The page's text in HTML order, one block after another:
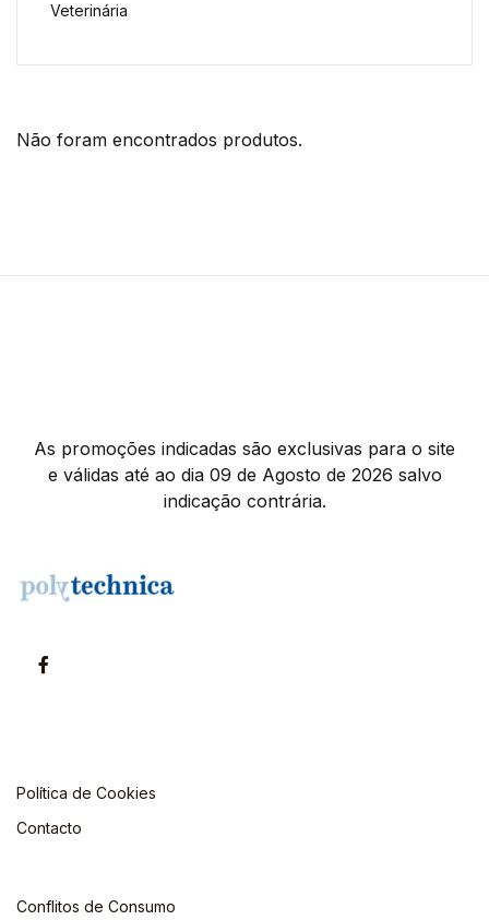
Não foram encontrados produtos.
Veterinária
As promoções indicadas são exclusivas para o site
e válidas até ao dia 09 de Agosto de 2026 salvo
indicação contrária.
Política de Cookies
Contacto
Conflitos de Consumo